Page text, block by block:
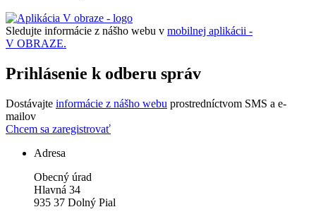
Sledujte informácie z nášho webu v mobilnej aplikácii -
V OBRAZE.
Prihlásenie k odberu správ
Dostávajte informácie z nášho webu prostredníctvom SMS a e-
mailov
Chcem sa zaregistrovať
Adresa
Obecný úrad
Hlavná 34
935 37 Dolný Pial